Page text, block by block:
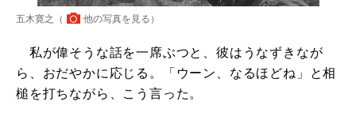
五木寛之（ 他の写真を見る ）
私が偉そうな話を一席ぶつと、彼はうなずきなが
ら、おだやかに応じる。「ウーン、なるほどね」と相
槌を打ちながら、こう言った。